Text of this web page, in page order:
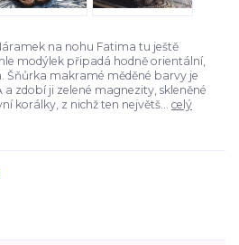
na nohu Fatima tu ještě
modýlek připadá hodně orientální,
Šňůrka makramé měděné barvy je
zdobí ji zelené magnezity, skleněné
korálky, z nichž ten největš... celý